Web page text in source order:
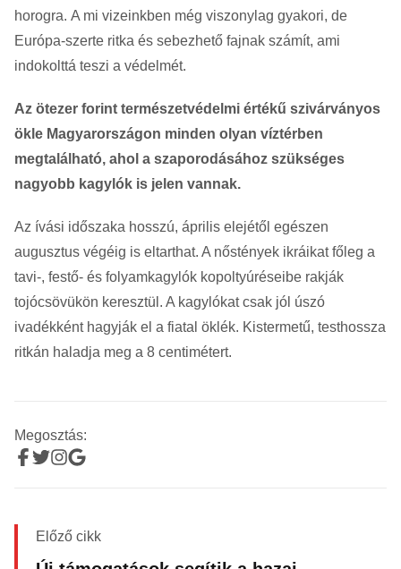
horogra. A mi vizeinkben még viszonylag gyakori, de
Európa-szerte ritka és sebezhető fajnak számít, ami
indokolttá teszi a védelmét.
Az ötezer forint természetvédelmi értékű szivárványos
ökle Magyarországon minden olyan víztérben
megtalálható, ahol a szaporodásához szükséges
nagyobb kagylók is jelen vannak.
Az ívási időszaka hosszú, április elejétől egészen
augusztus végéig is eltarthat. A nőstények ikráikat főleg a
tavi-, festő- és folyamkagylók kopoltyúréseibe rakják
tojócsövükön keresztül. A kagylókat csak jól úszó
ivadékként hagyják el a fiatal öklék. Kistermetű, testhossza
ritkán haladja meg a 8 centimétert.
Megosztás:
Előző cikk